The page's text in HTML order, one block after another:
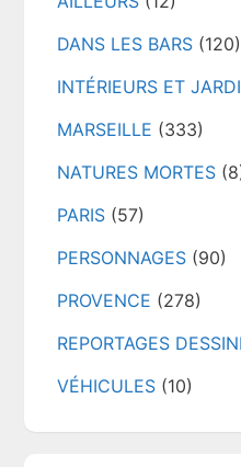
DANS LES BARS (120)
INTÉRIEURS ET
MARSEILLE (333)
NATURES MORTES
PARIS (57)
PERSONNAGES (90)
PROVENCE (278)
REPORTAGES
VÉHICULES (10)